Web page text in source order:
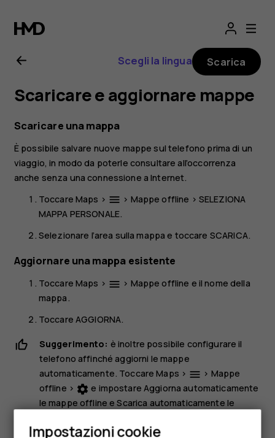
Manuale
d’uso
del
Nokia
8.1
Smartphone
Scegli la lingua Scarica
Scaricare e aggiornare mappe
Scaricare una mappa
È possibile salvare nuove mappe sul telefono prima di un
viaggio, in modo da poterle consultare all’occorrenza
anche senza una connessione a Internet.
ToccareMaps > menu > Mappe offline > SELEZIONA
MAPPA PERSONALE.
Selezionare l’area sulla mappa e toccare SCARICA.
Aggiornare una mappa esistente
ToccareMaps > menu > Mappe offline e il nome della
mappa.
ToccareAGGIORNA.
Suggerimento: è inoltre possibile configurare il
telefono affinché aggiorni le mappe
automaticamente. ToccareMaps > menu > Mappe
offline > settings e impostareAggiorna automaticamente
le mappe offline eScarica automaticamente le
Impostazioni cookie